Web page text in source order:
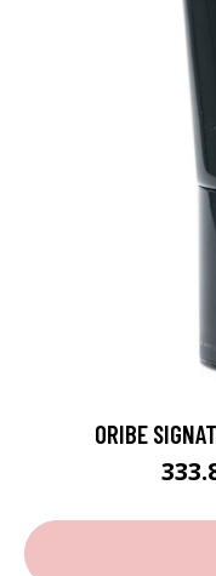
ORIBE